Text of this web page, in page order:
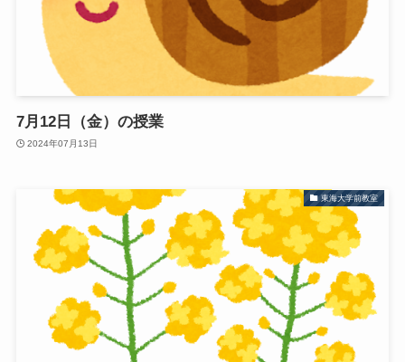
7月12日（金）の授業
2024年07月13日
東海大学前教室